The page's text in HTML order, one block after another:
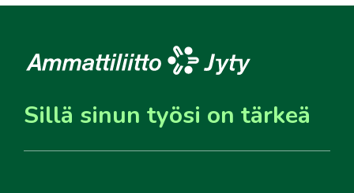
Sillä sinun työsi on tärkeä